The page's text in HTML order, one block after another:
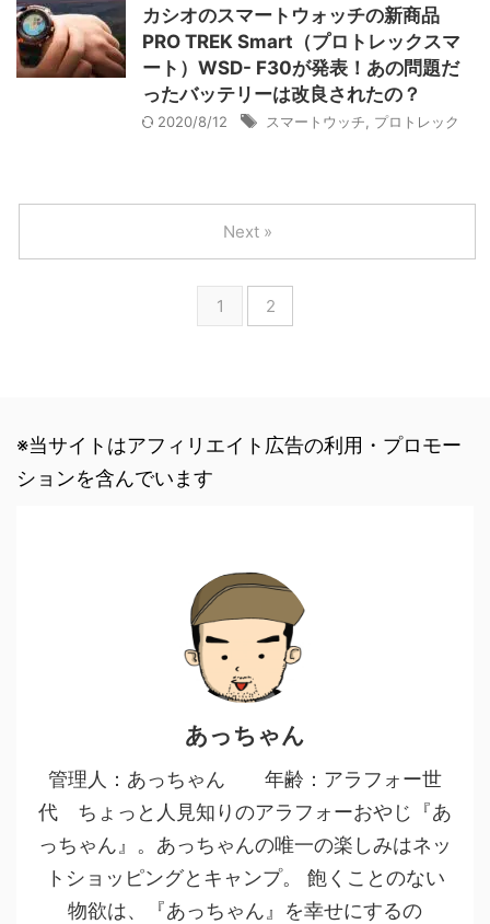
カシオのスマートウォッチの新商品
PRO TREK Smart（プロトレックスマ
ート）WSD- F30が発表！あの問題だ
ったバッテリーは改良されたの？
2020/8/12 スマートウッチ プロトレック
1 2
Next »
※当サイトはアフィリエイト広告の利用・プロモー
ションを含んでいます
あっちゃん
管理人：あっちゃん 年齢：アラフォー世
代 ちょっと人見知りのアラフォーおやじ『あ
っちゃん』。あっちゃんの唯一の楽しみはネッ
トショッピングとキャンプ。 飽くことのない
物欲は、『あっちゃん』を幸せにするの